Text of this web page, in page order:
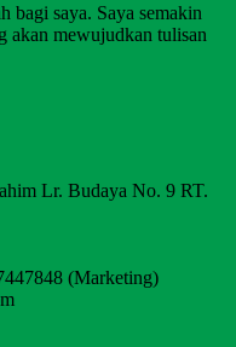
bagi saya. Saya semakin
akan mewujudkan tulisan
Lr. Budaya No. 9 RT.
(Marketing)